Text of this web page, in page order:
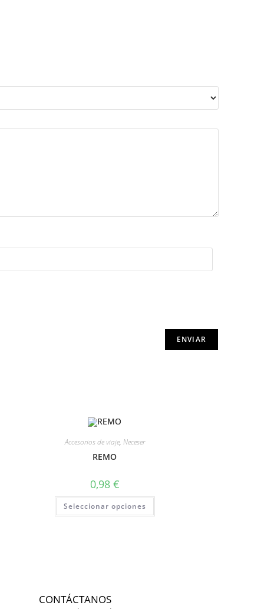
Accesorios de viaje, Neceser
REMO
0,98 €
Seleccionar opciones
CONTÁCTANOS